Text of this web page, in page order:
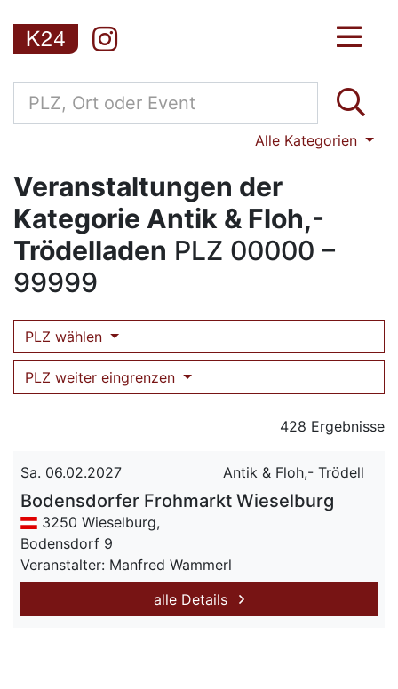
Alle Kategorien
Veranstaltungen der
Kategorie Antik & Floh,-
Trödelladen PLZ 00000 –
99999
PLZ wählen
PLZ weiter eingrenzen
428 Ergebnisse
Sa. 06.02.2027 Antik & Floh,- Trödell
Bodensdorfer Frohmarkt Wieselburg
3250 Wieselburg,
Bodensdorf 9
Veranstalter: Manfred Wammerl
alle Details